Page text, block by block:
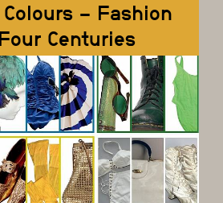
– Fashion
Centuries